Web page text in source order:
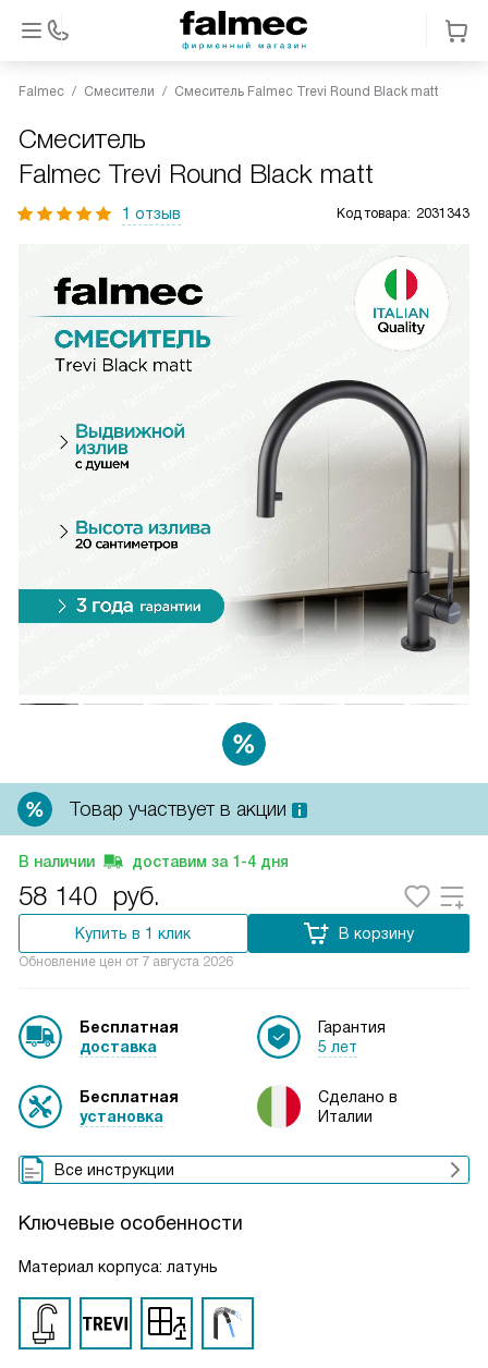
Falmec Смесители Смеситель Falmec Trevi Round Black matt
Смеситель
Falmec Trevi Round Black matt
1 отзыв Код товара: 2031343
Товар участвует в акции
В наличии доставим за 1-4 дня
58 140 руб.
Купить в 1 клик В корзину
Обновление цен от 7 августа 2026
Бесплатная
доставка
Бесплатная
установка
Гарантия
5 лет
Сделано в
Италии
Все инструкции
Ключевые особенности
Материал корпуса: латунь